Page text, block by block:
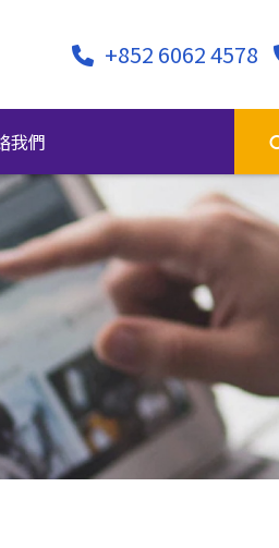
+852 6062 4578
我們